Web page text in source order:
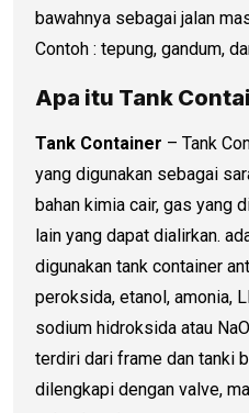
bawahnya sebagai jalan
Contoh : tepung, gandum,
Apa itu Tank
Tank Container – Tank
yang digunakan sebagai
bahan kimia cair, gas yang
lain yang dapat dialirkan.
digunakan tank container
peroksida, etanol, amonia,
sodium hidroksida atau
terdiri dari frame dan tanki
dilengkapi dengan valve,